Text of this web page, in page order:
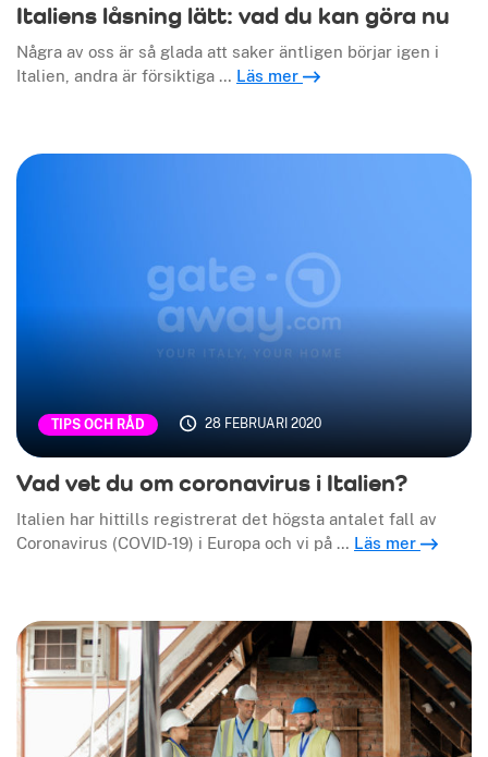
Italiens låsning lätt: vad du kan göra nu
Några av oss är så glada att saker äntligen börjar igen i
Italien, andra är försiktiga … Läs mer
TIPS OCH RÅD 28 FEBRUARI 2020
Vad vet du om coronavirus i Italien?
Italien har hittills registrerat det högsta antalet fall av
Coronavirus (COVID-19) i Europa och vi på … Läs mer